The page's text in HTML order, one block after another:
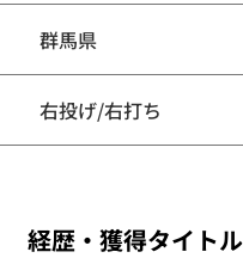
群馬県
右投げ/右打ち
経歴・獲得タイトル